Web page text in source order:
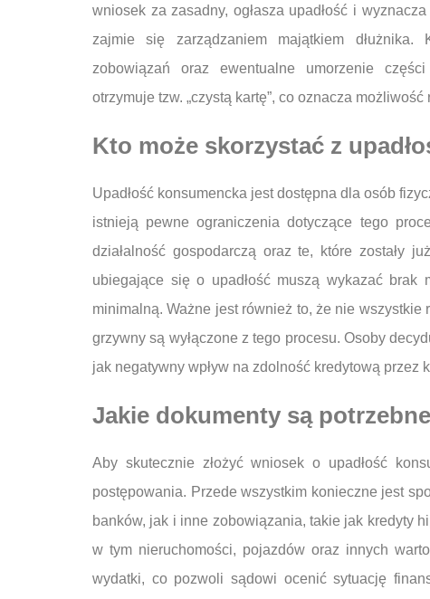
wniosek za zasadny, ogłasza upadłość i
zajmie się zarządzaniem majątkiem
zobowiązań oraz ewentualne umorzenie
otrzymuje tzw. „czystą kartę”, co oznacza
Kto może skorzystać z
Upadłość konsumencka jest dostępna dla osób
istnieją pewne ograniczenia dotyczące tego
działalność gospodarczą oraz te, które zostały
ubiegające się o upadłość muszą wykazać brak
minimalną. Ważne jest również to, że nie wszystkie
grzywny są wyłączone z tego procesu. Osoby
jak negatywny wpływ na zdolność kredytową przez
Jakie dokumenty są
Aby skutecznie złożyć wniosek o upadłość
postępowania. Przede wszystkim konieczne jest
banków, jak i inne zobowiązania, takie jak kredyty
w tym nieruchomości, pojazdów oraz innych
wydatki, co pozwoli sądowi ocenić sytuację